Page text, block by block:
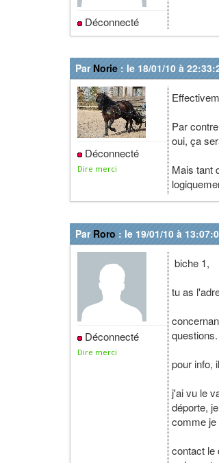
Déconnecté
Par Norie : le 18/01/10 à
Déconnecté
Dire merci
Par
oui, ça
Mais tant
Par Roro : le 19/01/10 à
Déconnecté
Dire merci
biche 1,
tu as
questions.
pour info,
j'ai vu le
déporte,
comme je
contact le